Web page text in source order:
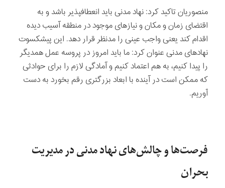
منصوریان تاکید کرد: نهاد مدنی باید انعطاف­پذیر باشد و به
اقتضای زمان و مکان و نیازهای موجود در منطقه آسیب دیده
اقدام کند یعنی واجب عینی را مدنظر قرار دهد. این پیشکسوت
نهادهای مدنی عنوان کرد: ما باید امروز در پروسه عمل همدیگر
را پیدا کنیم، به هم اعتماد کنیم و آمادگی لازم را برای حوادثی
که ممکن است در آینده با ابعاد بزرگتری رقم بخورد به دست
آوریم.
فرصت­‌ها و چالش‌های نهاد مدنی در مدیریت
بحران